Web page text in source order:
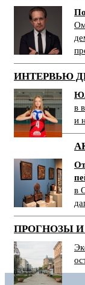
ИНТЕРВЬЮ
в
и
в
ПРОГНОЗЫ И